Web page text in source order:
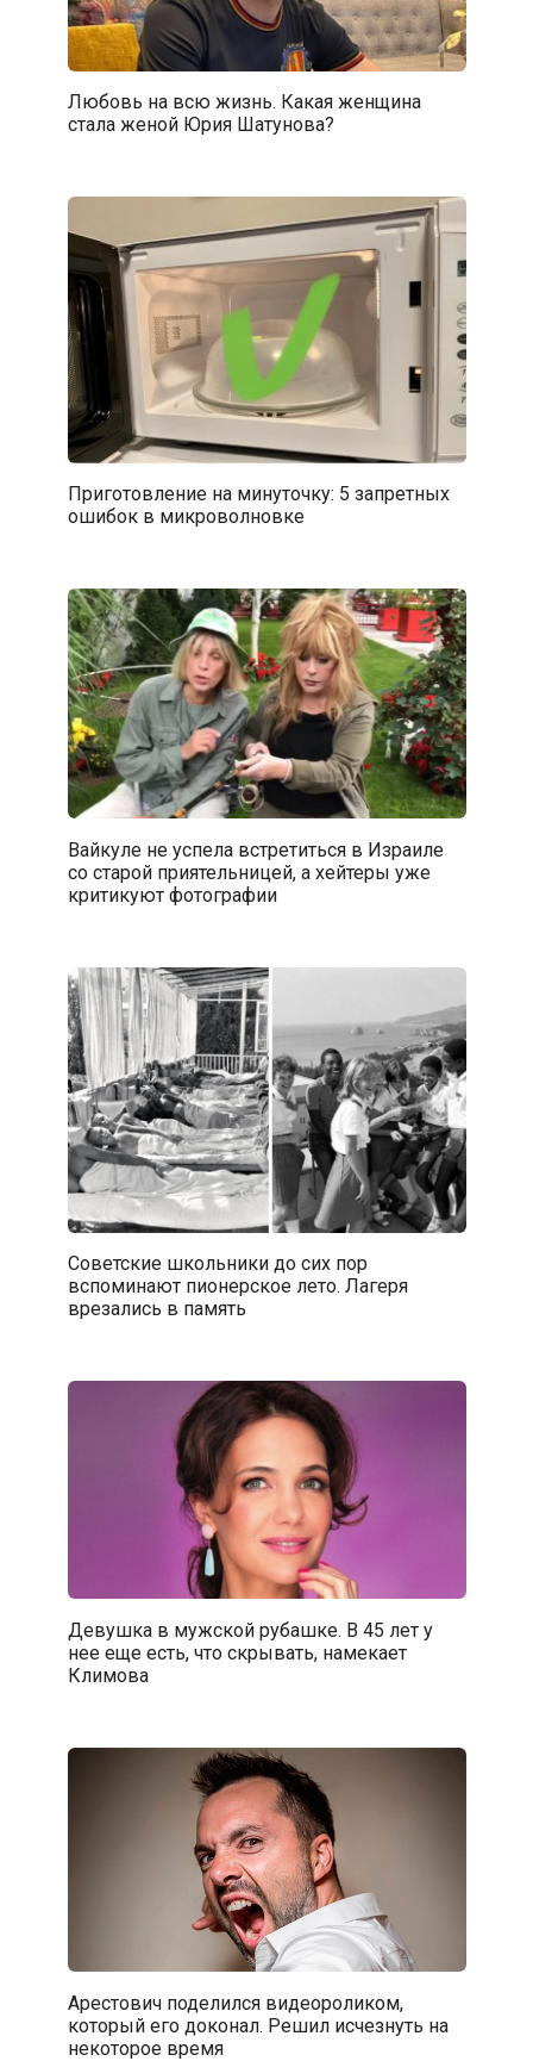
Любовь на всю жизнь. Какая женщина
стала женой Юрия Шатунова?
Приготовление на минуточку: 5 запретных
ошибок в микроволновке
Вайкуле не успела встретиться в Израиле
со старой приятельницей, а хейтеры уже
критикуют фотографии
Советские школьники до сих пор
вспоминают пионерское лето. Лагеря
врезались в память
Девушка в мужской рубашке. В 45 лет у
нее еще есть, что скрывать, намекает
Климова
Арестович поделился видеороликом,
который его доконал. Решил исчезнуть на
некоторое время